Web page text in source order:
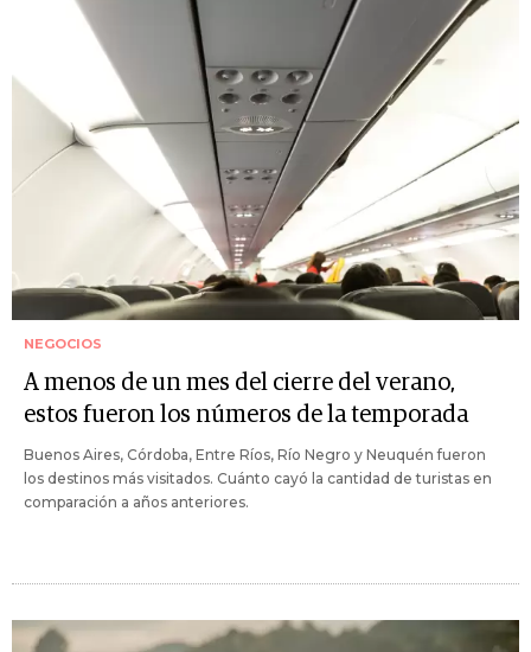
NEGOCIOS
A menos de un mes del cierre del verano,
estos fueron los números de la temporada
Buenos Aires, Córdoba, Entre Ríos, Río Negro y Neuquén fueron
los destinos más visitados. Cuánto cayó la cantidad de turistas en
comparación a años anteriores.